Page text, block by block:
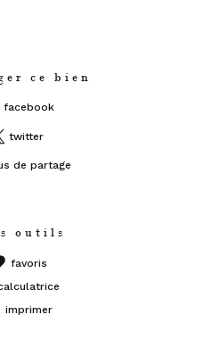
ce bien
facebook
twitter
de partage
outils
favoris
imprimer